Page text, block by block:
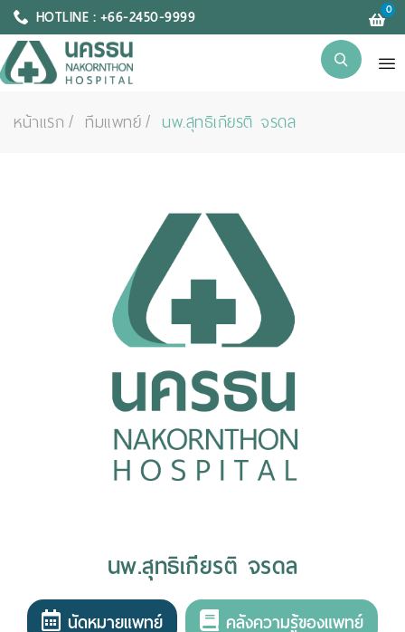
HOTLINE : +66-2450-9999 0
หน้าแรก ทีมแพทย์ นพ.สุทธิเกียรติ จรดล
นพ.สุทธิเกียรติ จรดล
นัดหมายแพทย์ คลังความรู้ของแพทย์